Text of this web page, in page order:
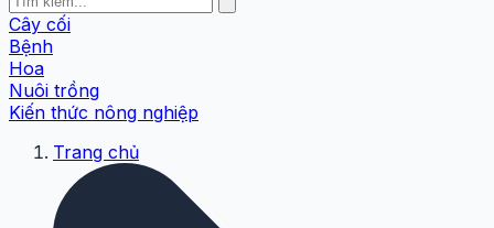
Cây cối
Bệnh
Hoa
Nuôi trồng
Kiến thức nông nghiệp
Trang chủ